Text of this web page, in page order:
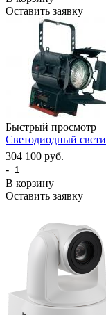
Оставить заявку
Быстрый просмотр
Светодиодный
304 100 руб.
-
В корзину
Оставить заявку